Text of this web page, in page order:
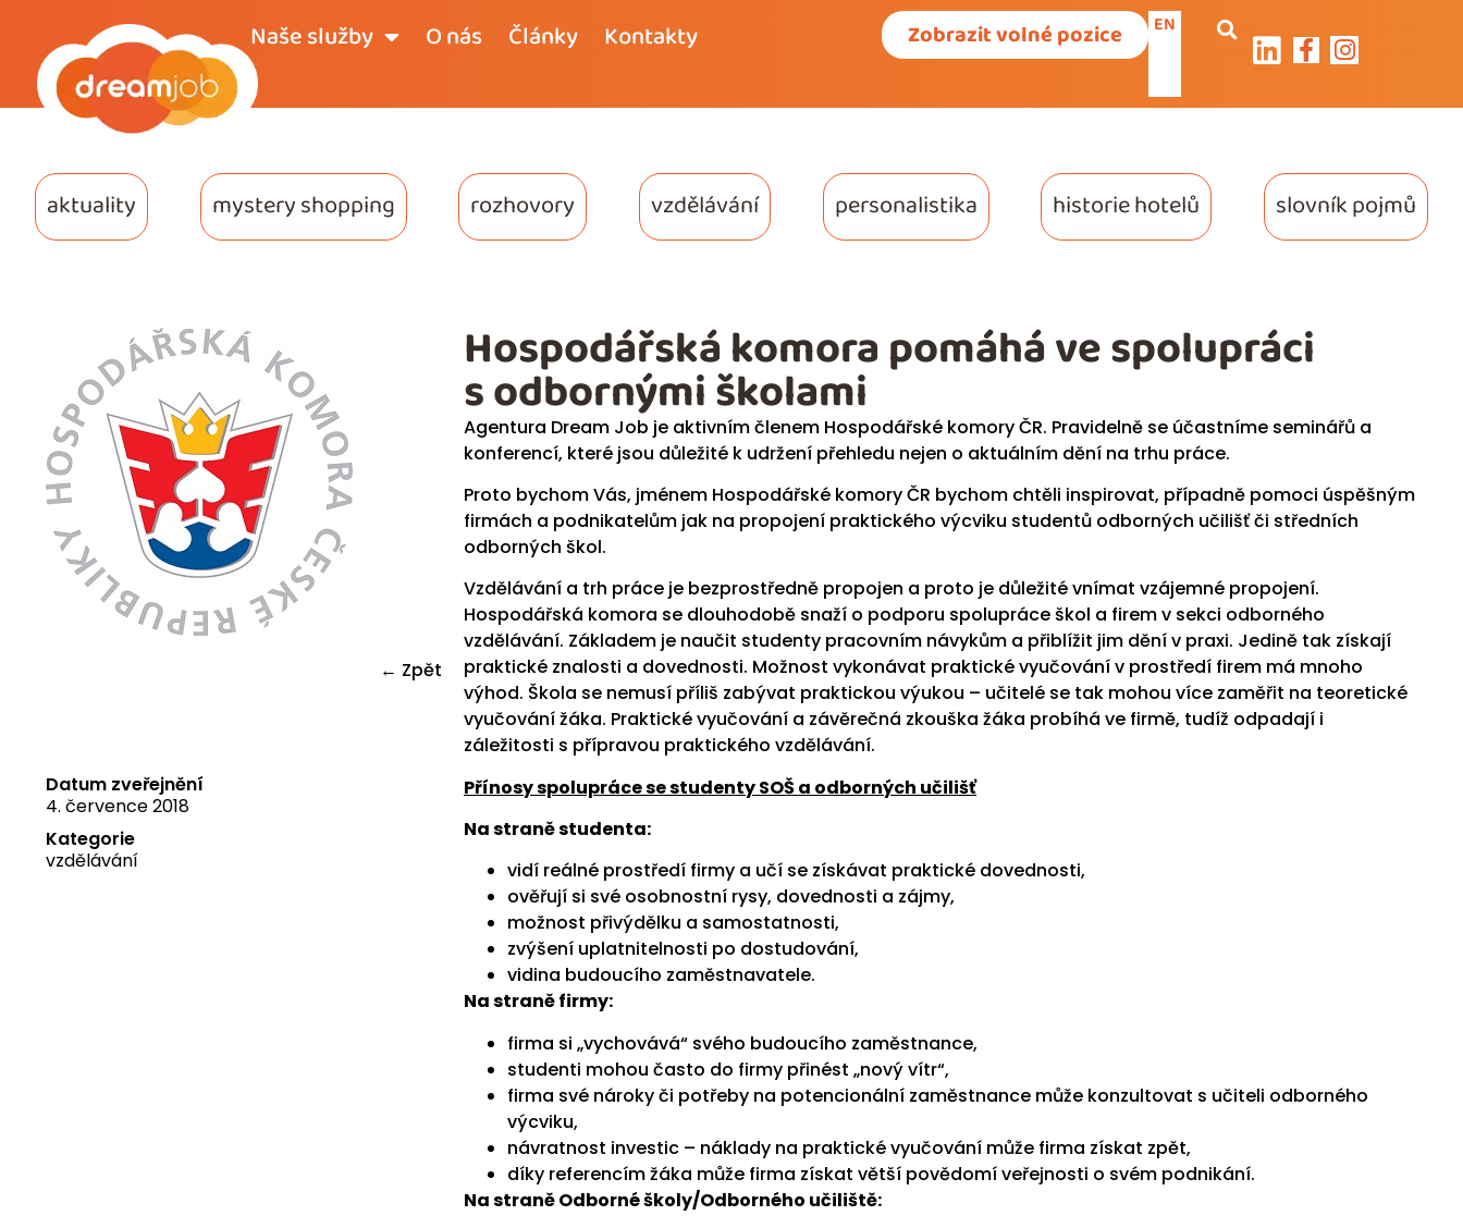
Naše služby O nás Články Kontakty Zobrazit volné pozice EN
aktuality mystery shopping rozhovory vzdělávání personalistika historie hotelů slovník pojmů
← Zpět
Datum zveřejnění
4. července 2018
Kategorie
vzdělávání
Agentura Dream Job je aktivním členem Hospodářské komory ČR. Pravidelně se účastníme seminářů a
konferencí, které jsou důležité k udržení přehledu nejen o aktuálním dění na trhu práce.
Proto bychom Vás, jménem Hospodářské komory ČR bychom chtěli inspirovat, případně pomoci úspěšným
firmách a podnikatelům jak na propojení praktického výcviku studentů odborných učilišť či středních
odborných škol.
Vzdělávání a trh práce je bezprostředně propojen a proto je důležité vnímat vzájemné propojení.
Hospodářská komora se dlouhodobě snaží o podporu spolupráce škol a firem v sekci odborného
vzdělávání. Základem je naučit studenty pracovním návykům a přiblížit jim dění v praxi. Jedině tak získají
praktické znalosti a dovednosti. Možnost vykonávat praktické vyučování v prostředí firem má mnoho
výhod. Škola se nemusí příliš zabývat praktickou výukou – učitelé se tak mohou více zaměřit na teoretické
vyučování žáka. Praktické vyučování a závěrečná zkouška žáka probíhá ve firmě, tudíž odpadají i
záležitosti s přípravou praktického vzdělávání.
Přínosy spolupráce se studenty SOŠ a odborných učilišť
Na straně studenta:
vidí reálné prostředí firmy a učí se získávat praktické dovednosti,
ověřují si své osobnostní rysy, dovednosti a zájmy,
možnost přivýdělku a samostatnosti,
zvýšení uplatnitelnosti po dostudování,
vidina budoucího zaměstnavatele.
Na straně firmy:
firma si „vychovává“ svého budoucího zaměstnance,
studenti mohou často do firmy přinést „nový vítr“,
firma své nároky či potřeby na potencionální zaměstnance může konzultovat s učiteli odborného
výcviku,
návratnost investic – náklady na praktické vyučování může firma získat zpět,
díky referencím žáka může firma získat větší povědomí veřejnosti o svém podnikání.
Na straně Odborné školy/Odborného učiliště:
Hospodářská komora pomáhá ve spolupráci
s odbornými školami